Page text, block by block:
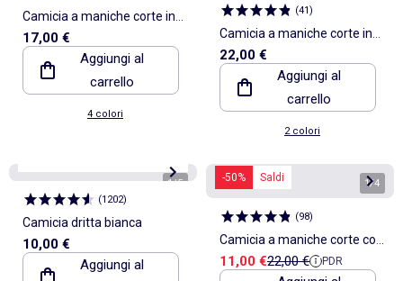
Camicia a maniche corte in
misto lino
17,00 €
Aggiungi al
carrello
4 colori
(41)
Camicia a maniche corte in
maglia fantasia con ricami
22,00 €
Aggiungi al
carrello
2 colori
1/5
(1202)
Camicia dritta bianca
10,00 €
Aggiungi al
-50% Saldi 1/4
(98)
Camicia a maniche corte con
motivo
Prezzo di vendita
11,00 €Prezzo di riferimento
22,00 € PDR